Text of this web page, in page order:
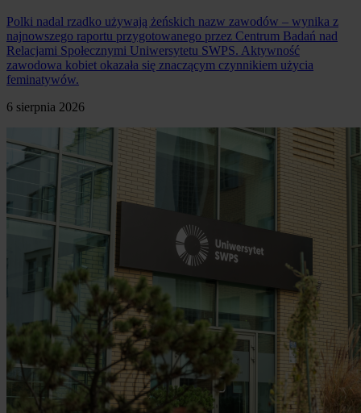
Polki nadal rzadko używają żeńskich nazw zawodów – wynika z
najnowszego raportu przygotowanego przez Centrum Badań nad
Relacjami Społecznymi Uniwersytetu SWPS. Aktywność
zawodowa kobiet okazała się znaczącym czynnikiem użycia
feminatywów.
6 sierpnia 2026